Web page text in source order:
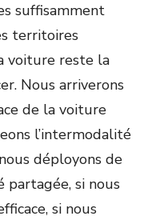
suffisamment
territoires
voiture reste la
Nous arriverons
de la voiture
l’intermodalité
déployons de
partagée, si nous
si nous